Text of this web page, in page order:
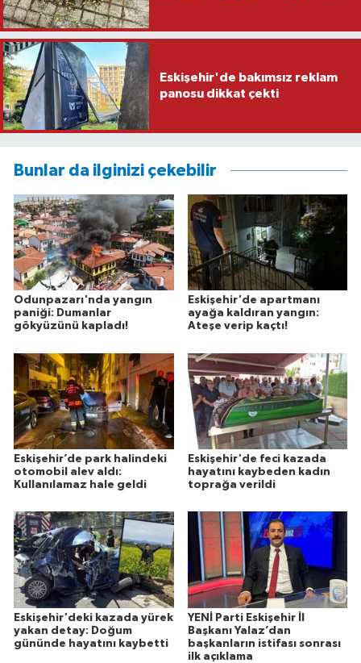
Eskişehir'de bakımsız reklam
panosu dikkat çekti
Bunlar da ilginizi çekebilir
Odunpazarı'nda yangın
paniği: Dumanlar
gökyüzünü kapladı!
Eskişehir'de apartmanı
ayağa kaldıran yangın:
Ateşe verip kaçtı!
Eskişehir’de park halindeki
otomobil alev aldı:
Kullanılamaz hale geldi
Eskişehir'de feci kazada
hayatını kaybeden kadın
toprağa verildi
Eskişehir'deki kazada yürek
yakan detay: Doğum
gününde hayatını kaybetti
YENİ Parti Eskişehir İl
Başkanı Yalaz’dan
başkanların istifası sonrası
ilk açıklama